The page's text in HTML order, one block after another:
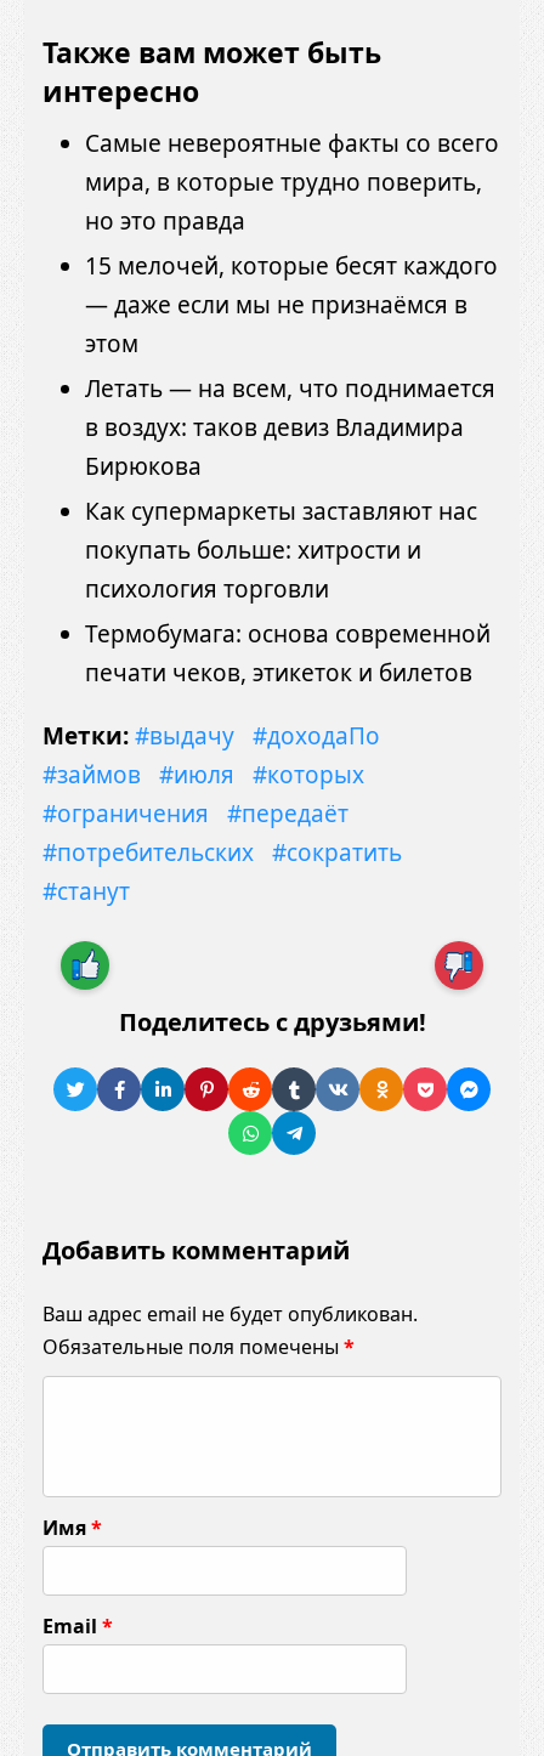
Также вам может быть
интересно
Самые невероятные факты со всего
мира, в которые трудно поверить,
но это правда
15 мелочей, которые бесят каждого
— даже если мы не признаёмся в
этом
Летать — на всем, что поднимается
в воздух: таков девиз Владимира
Бирюкова
Как супермаркеты заставляют нас
покупать больше: хитрости и
психология торговли
Термобумага: основа современной
печати чеков, этикеток и билетов
Метки:#выдачу #доходаПо
#займов
#июля
#которых
#ограничения
#передаёт
#потребительских #сократить
#станут
Поделитесь с друзьями!
Добавить комментарий
Ваш адрес email не будет опубликован.
Обязательные поля помечены *
м
е
т
а
р
и
Имя*
Email *